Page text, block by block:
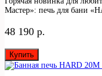
Мастер»: печь для бани
48 190 р.
Купить